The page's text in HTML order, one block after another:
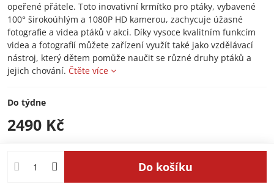
opeřené přátele. Toto inovativní krmítko pro ptáky, vybavené
100° širokoúhlým a 1080P HD kamerou, zachycuje úžasné
fotografie a videa ptáků v akci. Díky vysoce kvalitním funkcím
videa a fotografií můžete zařízení využít také jako vzdělávací
nástroj, který dětem pomůže naučit se různé druhy ptáků a
jejich chování. Čtěte více
Do týdne
2490 Kč
Do košíku